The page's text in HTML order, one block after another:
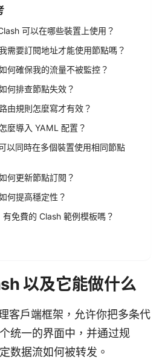
可以在哪些裝置上使用？
需要訂閱地址才能使用節點嗎？
何確保我的流量不被監控？
何排查節點失效？
由規則怎麼寫才有效？
麼導入 YAML 配置？
以同時在多個裝置使用相同節點
何更新節點訂閱？
何提高穩定性？
有免費的 Clash 範例模板嗎？
以及它能做什么
客户端框架，允许你把多条代
统一的界面中，并通过规
数据流如何被转发。